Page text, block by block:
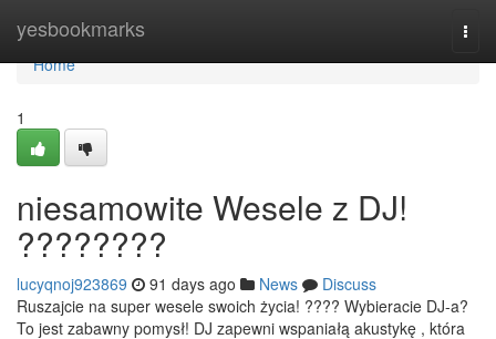
yesbookmarks
Home
Home
1
niesamowite Wesele z DJ!
????????
lucyqnoj923869 91 days ago News
Discuss
Ruszajcie na super wesele swoich życia! ???? Wybieracie DJ-a?
To jest zabawny pomysł! DJ zapewni wspaniałą akustykę , która